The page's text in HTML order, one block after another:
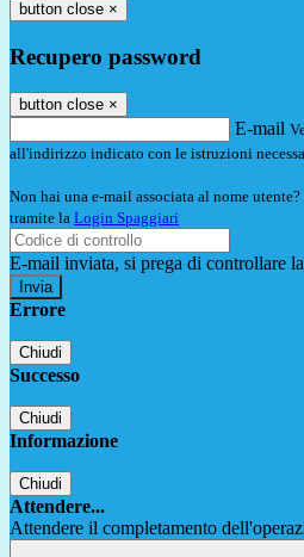
button close ×
Recupero password
button close ×
E-mail
all'indirizzo indicato con le istruzioni
Non hai una e-mail associata al nome
tramite la Login Spaggiari
E-mail inviata, si prega di controllare
Errore
Chiudi
Successo
Chiudi
Informazione
Chiudi
Attendere...
Attendere il completamento